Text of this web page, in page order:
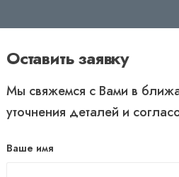
Оставить заявку
Мы свяжемся с Вами в
уточнения деталей и
Ваше имя